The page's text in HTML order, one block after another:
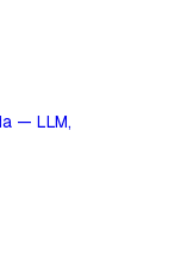
— LLM,